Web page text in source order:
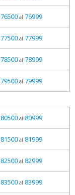
76500al 76999
77500al 77999
78500al 78999
79500al 79999
80500al 80999
81500al 81999
82500al 82999
83500al 83999